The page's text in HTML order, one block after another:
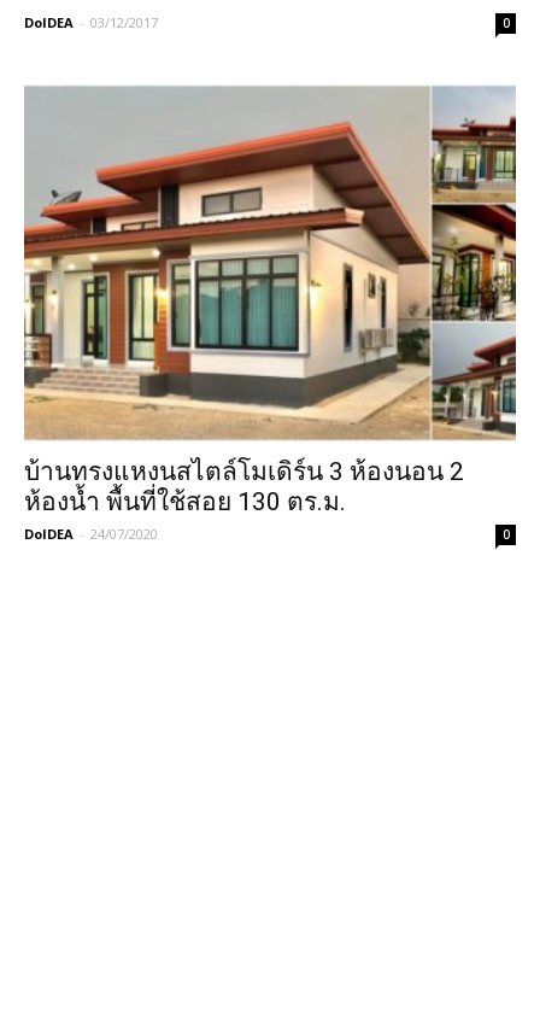
DoIDEA - 03/12/2017 0
บ้านทรงแหงนสไตล์โมเดิร์น 3 ห้องนอน 2
ห้องน้ำ พื้นที่ใช้สอย 130 ตร.ม.
DoIDEA - 24/07/2020 0